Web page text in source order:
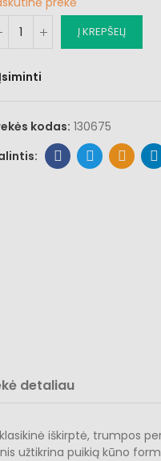
Į KREPŠELĮ
kodas: 130675
detaliau
iškirptė, trumpos
puikią kūno